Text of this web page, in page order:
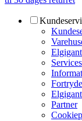
Services
Partner